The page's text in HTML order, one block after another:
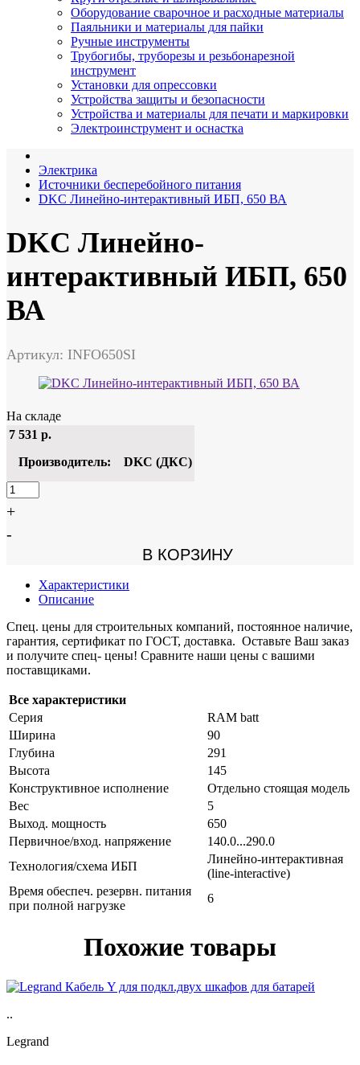
Оборудование сварочное и расходные материалы
Паяльники и материалы для пайки
Ручные инструменты
Трубогибы, труборезы и резьбонарезной
инструмент
Установки для опрессовки
Устройства защиты и безопасности
Устройства и материалы для печати и маркировки
Электроинструмент и оснастка
Электрика
Источники бесперебойного питания
DKC Линейно-интерактивный ИБП, 650 ВА
DKC Линейно-
интерактивный ИБП, 650
ВА
Артикул: INFO650SI
На складе
7 531 р.
Производитель:
DKC (ДКС)
+
-
В КОРЗИНУ
Характеристики
Описание
Спец. цены для строительных компаний, постоянное наличие,
гарантия, сертификат по ГОСТ, доставка. Оставьте Ваш заказ
и получите спец- цены! Сравните наши цены с вашими
поставщиками.
Все характеристики
Серия
RAM batt
Ширина
90
Глубина
291
Высота
145
Конструктивное исполнение
Отдельно стоящая модель
Вес
5
Выход. мощность
650
Первичное/вход. напряжение
140.0...290.0
Технология/схема ИБП
Линейно-интерактивная
(line-interactive)
Время обеспеч. резервн. питания
при полной нагрузке
6
Похожие товары
..
Legrand